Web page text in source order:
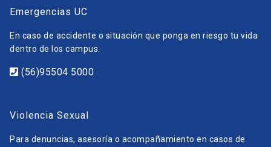
Emergencias UC
En caso de accidente o situación que ponga en riesgo tu vida
dentro de los campus.
(56)95504 5000
Violencia Sexual
Para denuncias, asesoría o acompañamiento en casos de